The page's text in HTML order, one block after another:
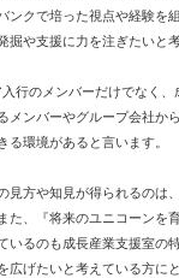
ンクで培った視点や経験を
掘や支援に力を注ぎたいと
行のメンバーだけでなく、
メンバーやグループ会社か
る環境があると言います。
見方や知見が得られるのは
た、『将来のユニコーンを
いるのも成長産業支援室の
広げたいと考えている方に